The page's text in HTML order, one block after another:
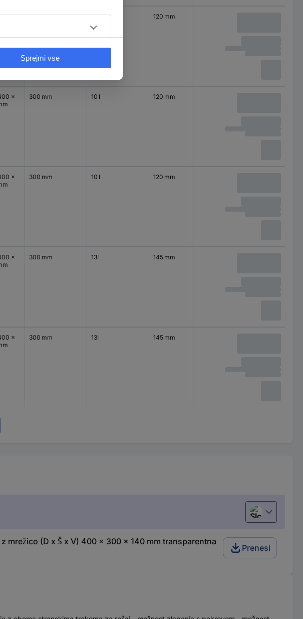
x
300 mm 10 l 120 mm
x
300 mm 10 l 120 mm
x
300 mm 10 l 120 mm
x
300 mm 13 l 145 mm
x
300 mm 13 l 145 mm
Slovenščina
mrežico (D x Š x V) 400 x 300 x 140 mm transparentna
Prenesi